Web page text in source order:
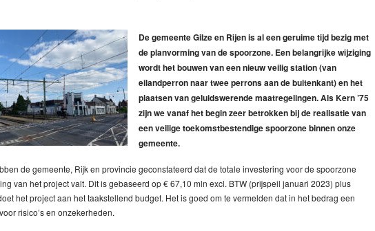
De gemeente Gilze en Rijen is al een geruime tijd bezig met
de planvorming van de spoorzone. Een belangrijke wijziging
wordt het bouwen van een nieuw veilig station (van
eilandperron naar twee perrons aan de buitenkant) en het
plaatsen van geluidswerende maatregelingen. Als Kern ’75
zijn we vanaf het begin zeer betrokken bij de realisatie van
een veilige toekomstbestendige spoorzone binnen onze
gemeente.
de gemeente, Rijk en provincie geconstateerd dat de totale investering voor de spoorzone
van het project valt. Dit is gebaseerd op € 67,10 mln excl. BTW (prijspeil januari 2023) plus
het project aan het taakstellend budget. Het is goed om te vermelden dat in het bedrag een
risico’s en onzekerheden.